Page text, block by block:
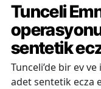
Tunceli
sentetik
Tunceli’de bir ev
adet sentetik ecza